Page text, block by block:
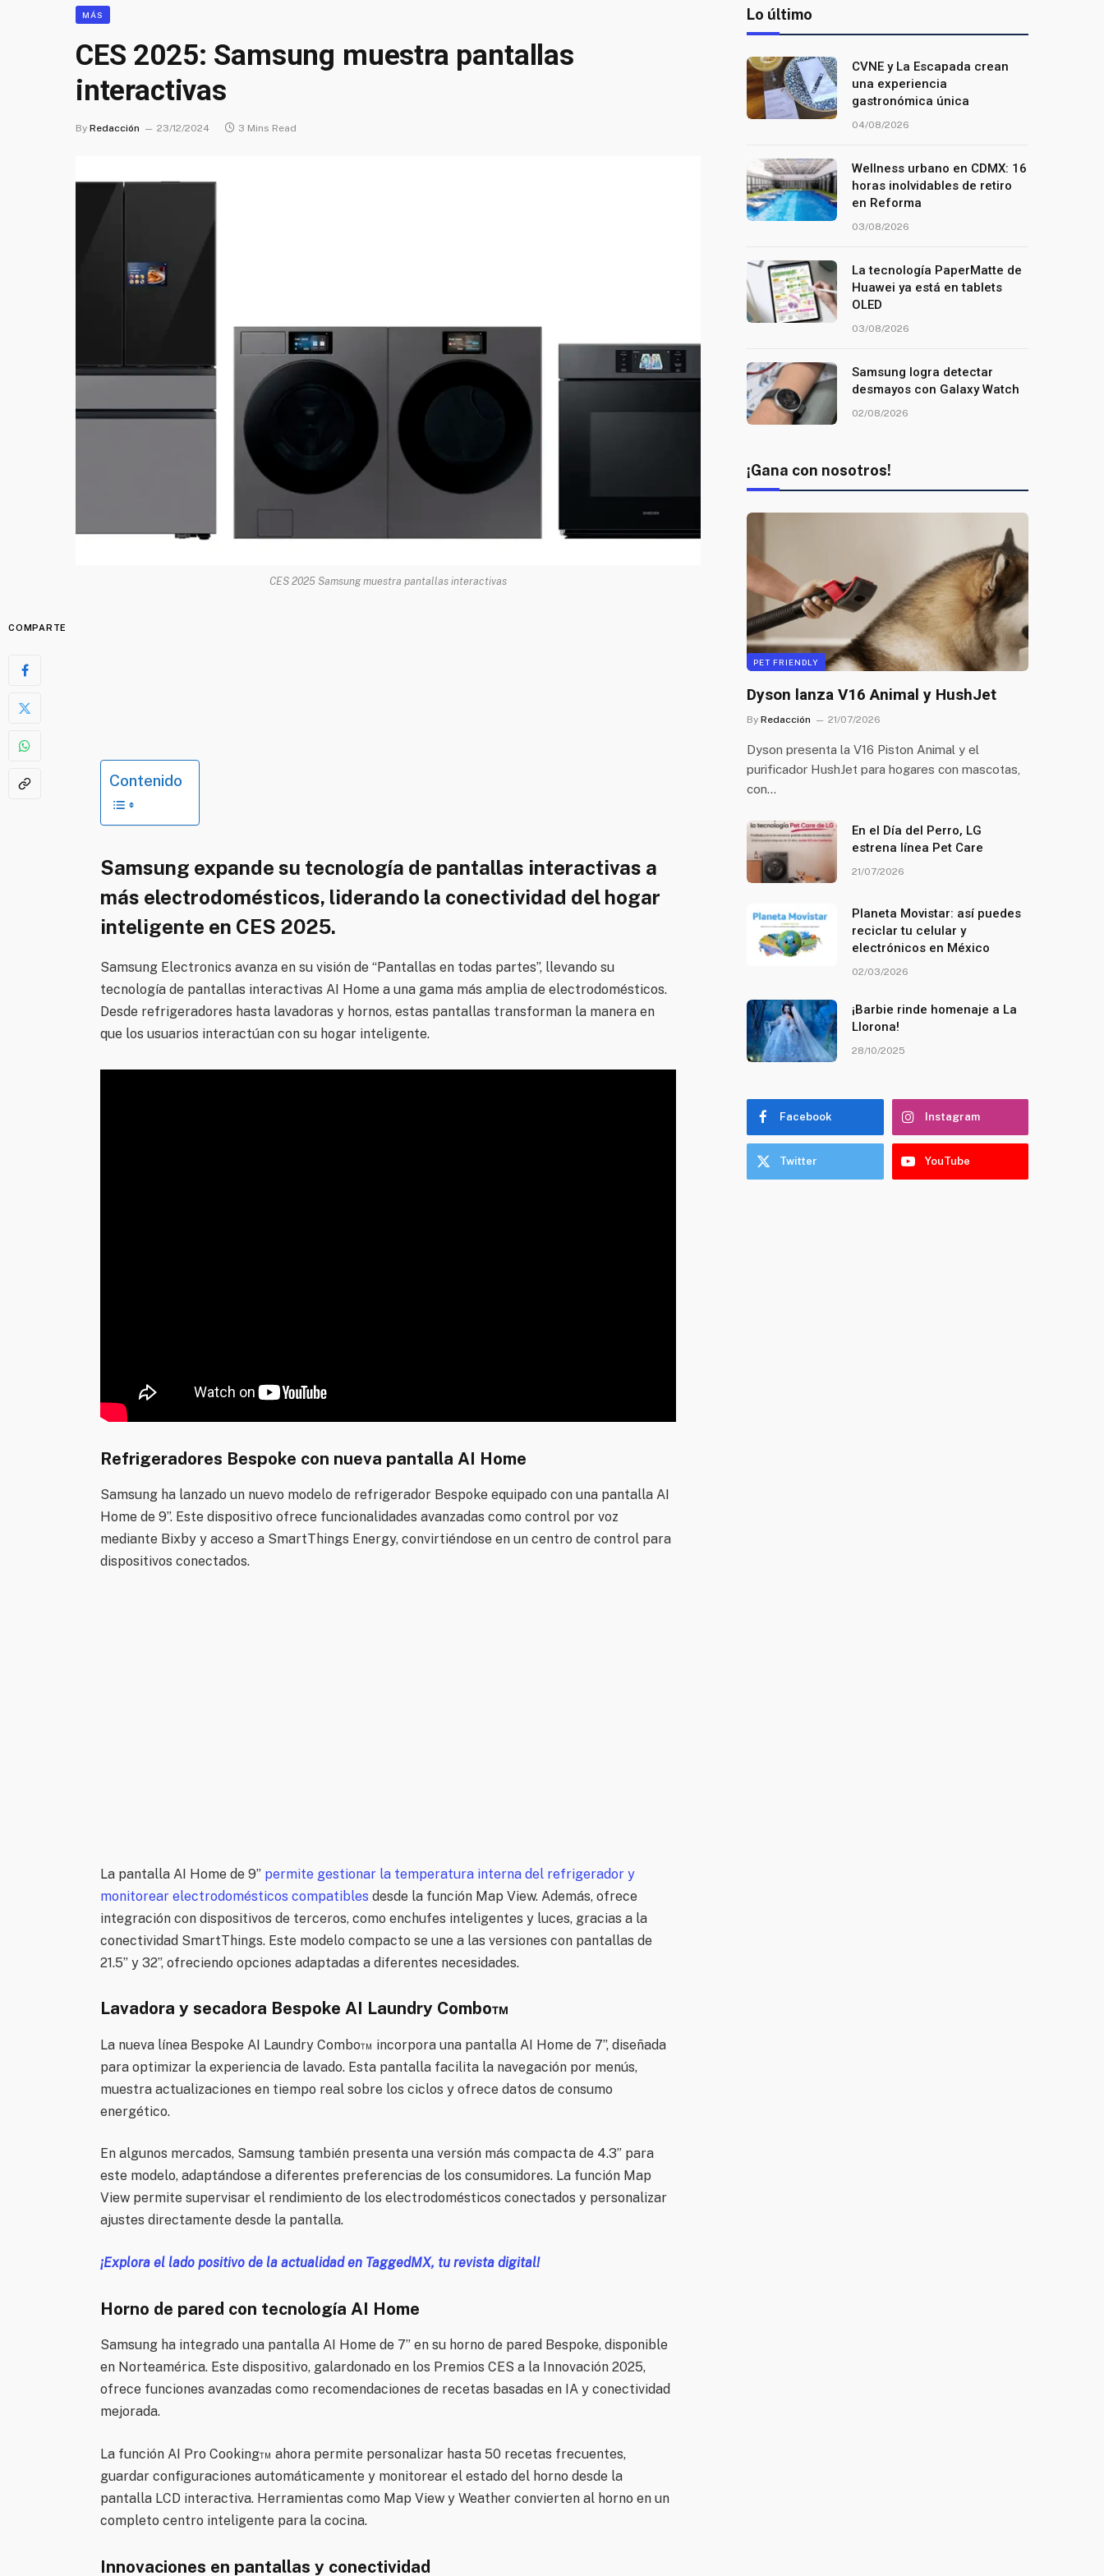
MÁS
CES 2025: Samsung muestra pantallas
interactivas
By Redacción 23/12/2024 3 Mins Read
CES 2025 Samsung muestra pantallas interactivas
COMPARTE
Contenido
Samsung expande su tecnología de pantallas interactivas a
más electrodomésticos, liderando la conectividad del hogar
inteligente en CES 2025.
Samsung Electronics avanza en su visión de “Pantallas en todas partes”, llevando su
tecnología de pantallas interactivas AI Home a una gama más amplia de electrodomésticos.
Desde refrigeradores hasta lavadoras y hornos, estas pantallas transforman la manera en
que los usuarios interactúan con su hogar inteligente.
Refrigeradores Bespoke con nueva pantalla AI Home
Samsung ha lanzado un nuevo modelo de refrigerador Bespoke equipado con una pantalla AI
Home de 9”. Este dispositivo ofrece funcionalidades avanzadas como control por voz
mediante Bixby y acceso a SmartThings Energy, convirtiéndose en un centro de control para
dispositivos conectados.
La pantalla AI Home de 9” permite gestionar la temperatura interna del refrigerador y
monitorear electrodomésticos compatibles desde la función Map View. Además, ofrece
integración con dispositivos de terceros, como enchufes inteligentes y luces, gracias a la
conectividad SmartThings. Este modelo compacto se une a las versiones con pantallas de
21.5” y 32”, ofreciendo opciones adaptadas a diferentes necesidades.
Lavadora y secadora Bespoke AI Laundry Combo™
La nueva línea Bespoke AI Laundry Combo™ incorpora una pantalla AI Home de 7”, diseñada
para optimizar la experiencia de lavado. Esta pantalla facilita la navegación por menús,
muestra actualizaciones en tiempo real sobre los ciclos y ofrece datos de consumo
energético.
En algunos mercados, Samsung también presenta una versión más compacta de 4.3” para
este modelo, adaptándose a diferentes preferencias de los consumidores. La función Map
View permite supervisar el rendimiento de los electrodomésticos conectados y personalizar
ajustes directamente desde la pantalla.
¡Explora el lado positivo de la actualidad en TaggedMX, tu revista digital!
Horno de pared con tecnología AI Home
Samsung ha integrado una pantalla AI Home de 7” en su horno de pared Bespoke, disponible
en Norteamérica. Este dispositivo, galardonado en los Premios CES a la Innovación 2025,
ofrece funciones avanzadas como recomendaciones de recetas basadas en IA y conectividad
mejorada.
La función AI Pro Cooking™ ahora permite personalizar hasta 50 recetas frecuentes,
guardar configuraciones automáticamente y monitorear el estado del horno desde la
pantalla LCD interactiva. Herramientas como Map View y Weather convierten al horno en un
completo centro inteligente para la cocina.
Innovaciones en pantallas y conectividad
Lo último
CVNE y La Escapada crean
una experiencia
gastronómica única
04/08/2026
Wellness urbano en CDMX: 16
horas inolvidables de retiro
en Reforma
03/08/2026
La tecnología PaperMatte de
Huawei ya está en tablets
OLED
03/08/2026
Samsung logra detectar
desmayos con Galaxy Watch
02/08/2026
¡Gana con nosotros!
PET FRIENDLY
Dyson lanza V16 Animal y HushJet
By Redacción 21/07/2026
Dyson presenta la V16 Piston Animal y el
purificador HushJet para hogares con mascotas,
con…
En el Día del Perro, LG
estrena línea Pet Care
21/07/2026
Planeta Movistar: así puedes
reciclar tu celular y
electrónicos en México
02/03/2026
¡Barbie rinde homenaje a La
Llorona!
28/10/2025
Facebook Instagram
Twitter YouTube